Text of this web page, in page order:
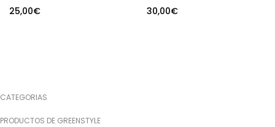
25,00€
de doble velocida
30,00€
CATEGORIAS
PRODUCTOS DE GREENSTYLE